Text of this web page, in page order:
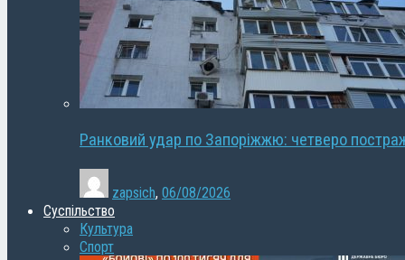
Ранковий удар по Запоріжжю: четверо
zapsich, 06/08/2026
Суспільство
Культура
Спорт